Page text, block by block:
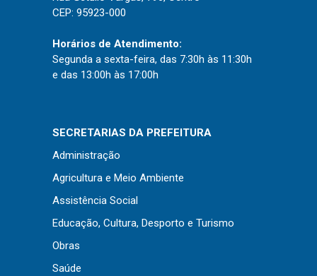
Diário Oficial (Até 30/04)
Recursos Humanos
Processo Seletivo
Instruções Normativas
Licitações
Dispensas e Inexigibilidades
Chamamentos Públicos
Leis, Decretos e Portarias
CEP: 95923-000
Horários de Atendimento:
Segunda a sexta-feira, das 7:30h às 11:30h
e das 13:00h às 17:00h
SECRETARIAS DA PREFEITURA
Administração
Agricultura e Meio Ambiente
Assistência Social
Educação, Cultura, Desporto e Turismo
Obras
Saúde